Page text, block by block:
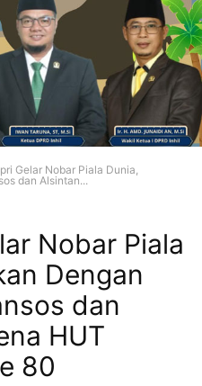
Gelar Nobar Piala Dunia,
dan Alsintan...
Nobar Piala
Dengan
dan
HUT
80